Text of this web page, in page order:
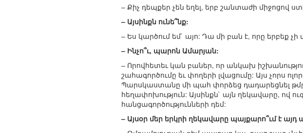
– Քիչ դեպքեր չեն եղել, երբ շանտաժի միջոցով
– Այսինքն ունե՞նք:
– Ես կարծում եմ` այո: Դա մի բան է, որը երբեք
– Ինչո՞ւ, պարոն Ամարյան:
– Որովհետեւ կան բաներ, որ անկախ
շահագործումը եւ փողերի լվացումը: Այս չորս
Պարսկաստանը մի պահ փորձեց դադարեցնել
հեղափոխություն: Այսինքն` այն ղեկավարը, ով
հանցագործությունների դեմ:
– Այսօր մեր երկրի ղեկավարը պայքարո՞ւմ է այդ